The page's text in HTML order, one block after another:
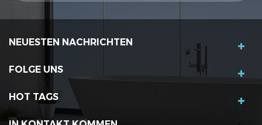
NEUESTEN NACHRICHTEN
FOLGE UNS
HOT TAGS